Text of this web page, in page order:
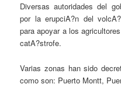
Diversas autoridades del
por la erupciA?n del
para apoyar a los
catA?strofe.
Varias zonas han sido
como son: Puerto Montt,